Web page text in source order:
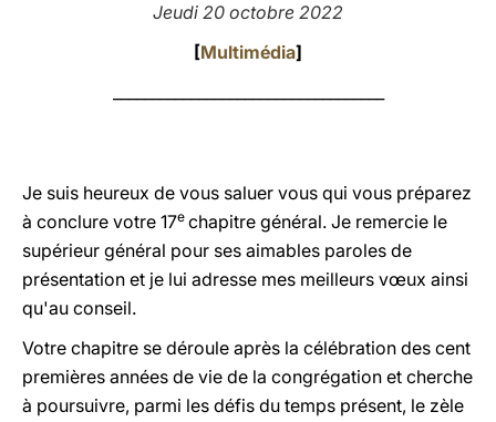
Jeudi 20 octobre 2022
[Multimédia]
Je suis heureux de vous saluer vous qui vous préparez
à conclure votre 17e chapitre général. Je remercie le
supérieur général pour ses aimables paroles de
présentation et je lui adresse mes meilleurs vœux ainsi
qu'au conseil.
Votre chapitre se déroule après la célébration des cent
premières années de vie de la congrégation et cherche
à poursuivre, parmi les défis du temps présent, le zèle